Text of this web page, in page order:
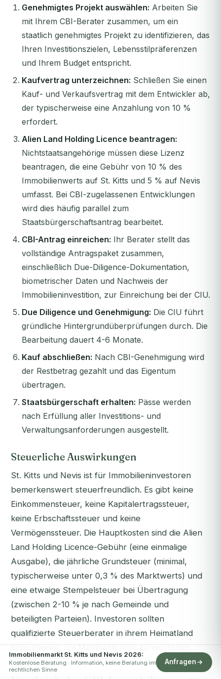
Genehmigtes Projekt auswählen: Arbeiten Sie
mit Ihrem CBI-Berater zusammen, um ein
staatlich genehmigtes Projekt zu identifizieren, das
Ihren Investitionszielen, Lebensstilpräferenzen
und Ihrem Budget entspricht.
Kaufvertrag unterzeichnen: Schließen Sie einen
Kauf- und Verkaufsvertrag mit dem Entwickler ab,
der typischerweise eine Anzahlung von 10 %
erfordert.
Alien Land Holding Licence beantragen:
Nichtstaatsangehörige müssen diese Lizenz
beantragen, die eine Gebühr von 10 % des
Immobilienwerts auf St. Kitts und 5 % auf Nevis
umfasst. Bei CBI-zugelassenen Entwicklungen
wird dies häufig parallel zum
Staatsbürgerschaftsantrag bearbeitet.
CBI-Antrag einreichen: Ihr Berater stellt das
vollständige Antragspaket zusammen,
einschließlich Due-Diligence-Dokumentation,
biometrischer Daten und Nachweis der
Immobilieninvestition, zur Einreichung bei der CIU.
Due Diligence und Genehmigung: Die CIU führt
gründliche Hintergrundüberprüfungen durch. Die
Bearbeitung dauert 4-6 Monate.
Kauf abschließen: Nach CBI-Genehmigung wird
der Restbetrag gezahlt und das Eigentum
übertragen.
Staatsbürgerschaft erhalten: Pässe werden
nach Erfüllung aller Investitions- und
Verwaltungsanforderungen ausgestellt.
Steuerliche Auswirkungen
St. Kitts und Nevis ist für Immobilieninvestoren
bemerkenswert steuerfreundlich. Es gibt keine
Einkommensteuer, keine Kapitalertragssteuer,
keine Erbschaftssteuer und keine
Vermögenssteuer. Die Hauptkosten sind die Alien
Land Holding Licence-Gebühr (eine einmalige
Ausgabe), die jährliche Grundsteuer (minimal,
typischerweise unter 0,3 % des Marktwerts) und
eine etwaige Stempelsteuer bei Übertragung
(zwischen 2-10 % je nach Gemeinde und
beteiligten Parteien). Investoren sollten
qualifizierte Steuerberater in ihrem Heimatland
konsultieren, um Meldepflichten zu verstehen.
Immobilienmarkt St. Kitts und Nevis 2026:
Kostenlose Beratung · Information, keine Beratung im
rechtlichen Sinne
Anfragen